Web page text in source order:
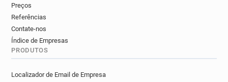
Preços
Referências
Contate-nos
Índice de Empresas
PRODUTOS
Localizador de Email de Empresa